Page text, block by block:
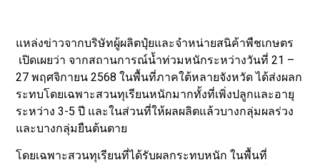
แหล่งข่าวจากบริษัทผู้ผลิตปุ๋ยและจำหน่ายสนิค้าพืชเกษตร
เปิดเผยว่า จากสถานการณ์น้ำท่วมหนักระหว่างวันที่ 21 –
27 พฤศจิกายน 2568 ในพื้นที่ภาคใต้หลายจังหวัด ได้ส่งผลก
ระทบโดยเฉพาะสวนทุเรียนหนักมากทั้งที่เพิ่งปลูกและอายุ
ระหว่าง 3-5 ปี และในส่วนที่ให้ผลผลิตแล้วบางกลุ่มผลร่วง
และบางกลุ่มยืนต้นตาย
โดยเฉพาะสวนทุเรียนที่ได้รับผลกระทบหนัก ในพื้นที่